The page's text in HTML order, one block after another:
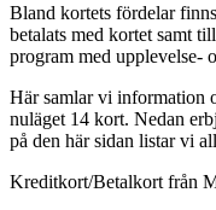
Bland kortets fördelar
betalats med kortet samt
program med upplevelse-
Här samlar vi information
nuläget 14 kort. Nedan
på den här sidan listar vi
Kreditkort/Betalkort från